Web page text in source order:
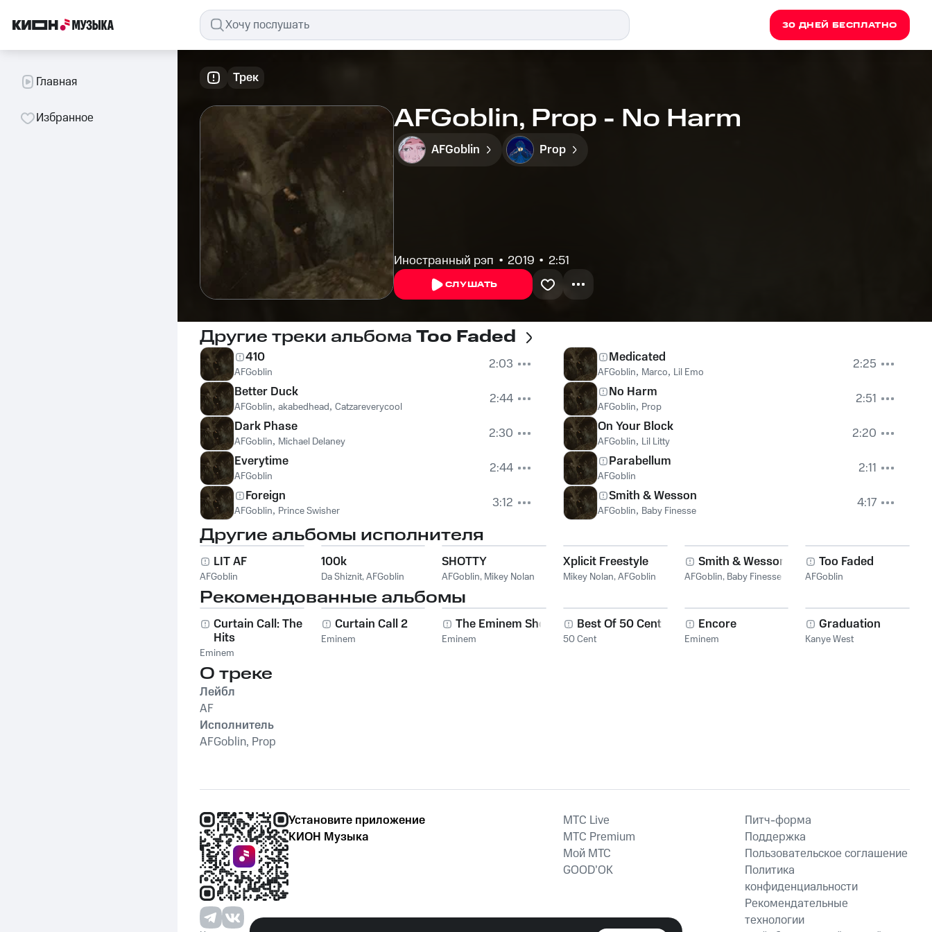
30 ДНЕЙ БЕСПЛАТНО
Главная
Избранное
Трек
AFGoblin, Prop - No Harm
AFGoblin Prop
Иностранный рэп 2019 2:51
СЛУШАТЬ
Другие треки альбома Too Faded
410
AFGoblin
2:03
Better Duck
AFGoblin, akabedhead, Catzareverycool
2:44
Dark Phase
AFGoblin, Michael Delaney
2:30
Everytime
AFGoblin
2:44
Foreign
AFGoblin, Prince Swisher 3:12
Medicated
AFGoblin, Marco, Lil Emo
2:25
No Harm
AFGoblin, Prop
2:51
On Your Block
AFGoblin, Lil Litty
2:20
Parabellum
AFGoblin
2:11
Smith & Wesson
AFGoblin, Baby Finesse 4:17
Другие альбомы исполнителя
LIT AF
AFGoblin
100k
Da Shiznit,AFGoblin
SHOTTY
AFGoblin, Mikey Nolan
Xplicit Freestyle
Mikey Nolan,AFGoblin
Smith & Wesson
AFGoblin, Baby Finesse
Too Faded
AFGoblin
Рекомендованные альбомы
Curtain Call: The
Hits
Eminem
Curtain Call 2
Eminem
The Eminem Show
Eminem
Best Of 50 Cent
50 Cent
Encore
Eminem
Graduation
Kanye West
О треке
Лейбл
AF
Исполнитель
AFGoblin, Prop
Установите приложение
КИОН Музыка
MTС Live
MTС Premium
Мой МТС
GOOD’OK
Питч-форма
Поддержка
Пользовательское соглашение
Политика
конфиденциальности
Рекомендательные
технологии